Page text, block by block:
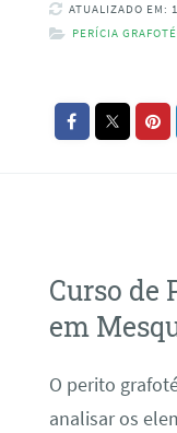
ATUALIZADO EM:
PERÍCIA
Curso de
em
O perito
analisar os